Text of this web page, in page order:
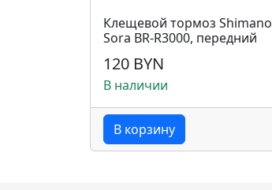
Клещевой тормоз Shimano
Sora BR-R3000, передний
120 BYN
В наличии
В корзину